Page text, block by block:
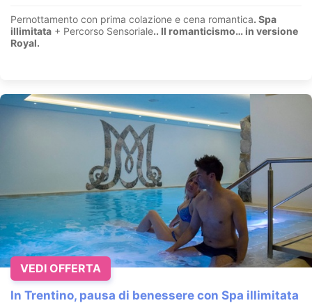
Pernottamento con prima colazione e cena romantica. Spa
illimitata + Percorso Sensoriale.. Il romanticismo… in versione
Royal.
In Trentino, pausa di benessere con Spa illimitata
VEDI OFFERTA